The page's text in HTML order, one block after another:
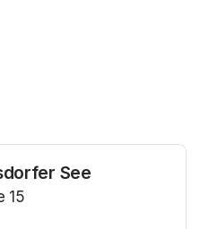
See
15